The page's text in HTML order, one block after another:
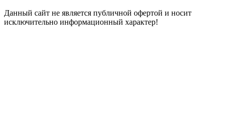
Данный сайт не является публичной офертой и носит
исключительно информационный характер!